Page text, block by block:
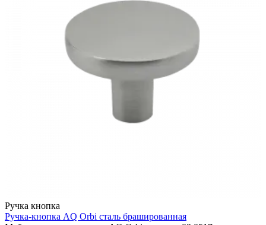
Ручка кнопка
Ручка-кнопка AQ Orbi сталь брашированная